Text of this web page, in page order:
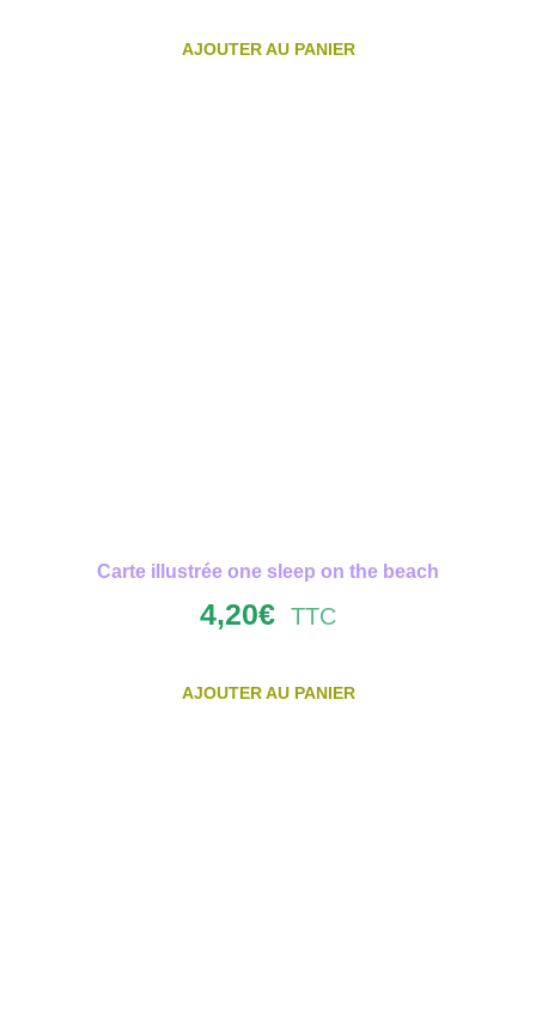
AJOUTER AU PANIER
Carte illustrée one sleep on the beach
4,20€ TTC
AJOUTER AU PANIER